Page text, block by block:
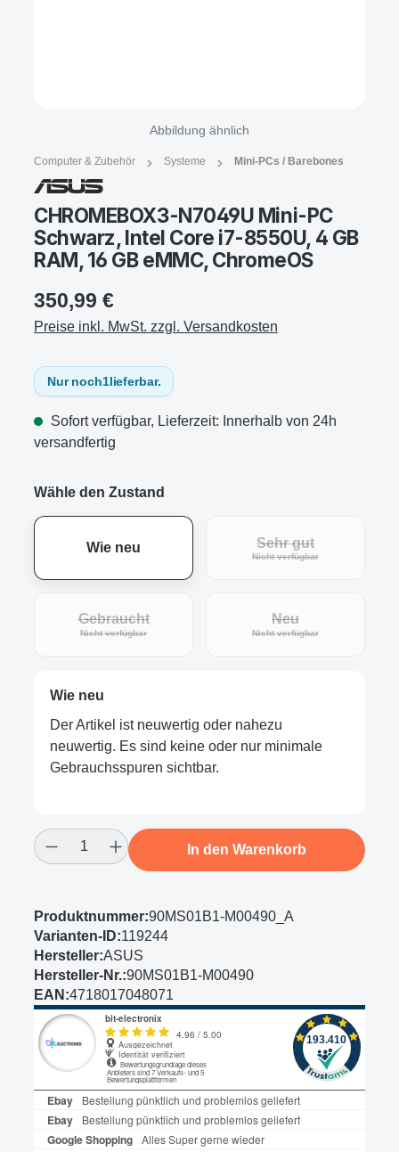
Abbildung ähnlich
Computer & Zubehör Systeme Mini-PCs / Barebones
CHROMEBOX3-N7049U Mini-PC
Schwarz, Intel Core i7-8550U, 4 GB
RAM, 16 GB eMMC, ChromeOS
350,99 €
Preise inkl. MwSt. zzgl. Versandkosten
Nur noch1lieferbar.
Sofort verfügbar, Lieferzeit: Innerhalb von 24h
versandfertig
Wähle den Zustand
Wie neu Sehr gut
Nicht verfügbar(Diese Option ist
Gebraucht
Nicht verfügbar(Diese Option ist zurzeit nicht verfügbar.)
Neu
Nicht verfügbar(Diese Option ist
Wie neu
Der Artikel ist neuwertig oder nahezu
neuwertig. Es sind keine oder nur minimale
Gebrauchsspuren sichtbar.
Produkt Anzahl: Gib den gewünschten
In den Warenkorb
Produktnummer:90MS01B1-M00490_A
Varianten-ID:119244
Hersteller:ASUS
Hersteller-Nr.:90MS01B1-M00490
EAN:4718017048071